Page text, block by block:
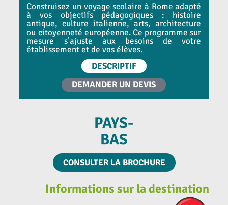
Construisez un voyage scolaire à Rome adapté
à vos objectifs pédagogiques : histoire
antique, culture italienne, arts, architecture
ou citoyenneté européenne. Ce programme sur
mesure s’ajuste aux besoins de votre
établissement et de vos élèves.
DESCRIPTIF
DEMANDER UN DEVIS
PAYS-
BAS
CONSULTER LA BROCHURE
Informations sur la destination